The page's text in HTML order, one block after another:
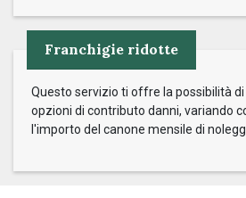
Franchigie ridotte
Questo servizio ti offre la possibilità
opzioni di contributo danni, variando
l'importo del canone mensile di